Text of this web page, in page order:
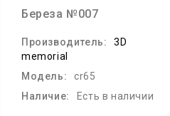
Береза №007
Производитель:
3D
memorial
Модель:
cr65
Наличие:
Есть в наличии